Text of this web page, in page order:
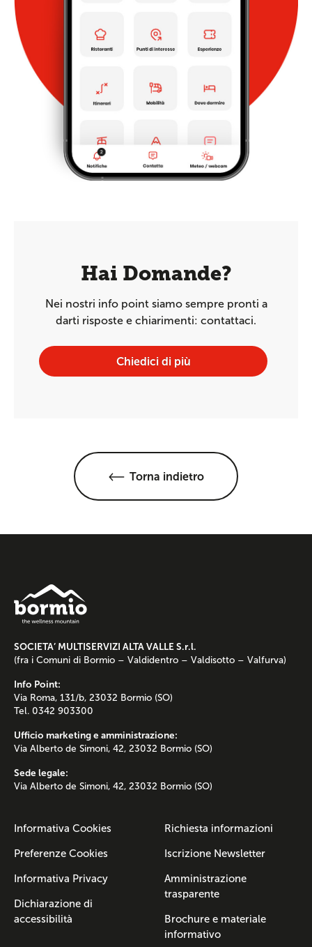
Hai Domande?
Nei nostri info point siamo sempre pronti a
darti risposte e chiarimenti: contattaci.
Chiedici di più
Torna indietro
SOCIETA’ MULTISERVIZI ALTA VALLE S.r.l.
(fra i Comuni di Bormio – Valdidentro – Valdisotto – Valfurva)
Info Point:
Via Roma, 131/b, 23032 Bormio (SO)
Tel. 0342 903300
Ufficio marketing e amministrazione:
Via Alberto de Simoni, 42, 23032 Bormio (SO)
Sede legale:
Via Alberto de Simoni, 42, 23032 Bormio (SO)
Informativa Cookies
Preferenze Cookies
Informativa Privacy
Dichiarazione di
accessibilità
Richiesta informazioni
Iscrizione Newsletter
Amministrazione
trasparente
Brochure e materiale
informativo